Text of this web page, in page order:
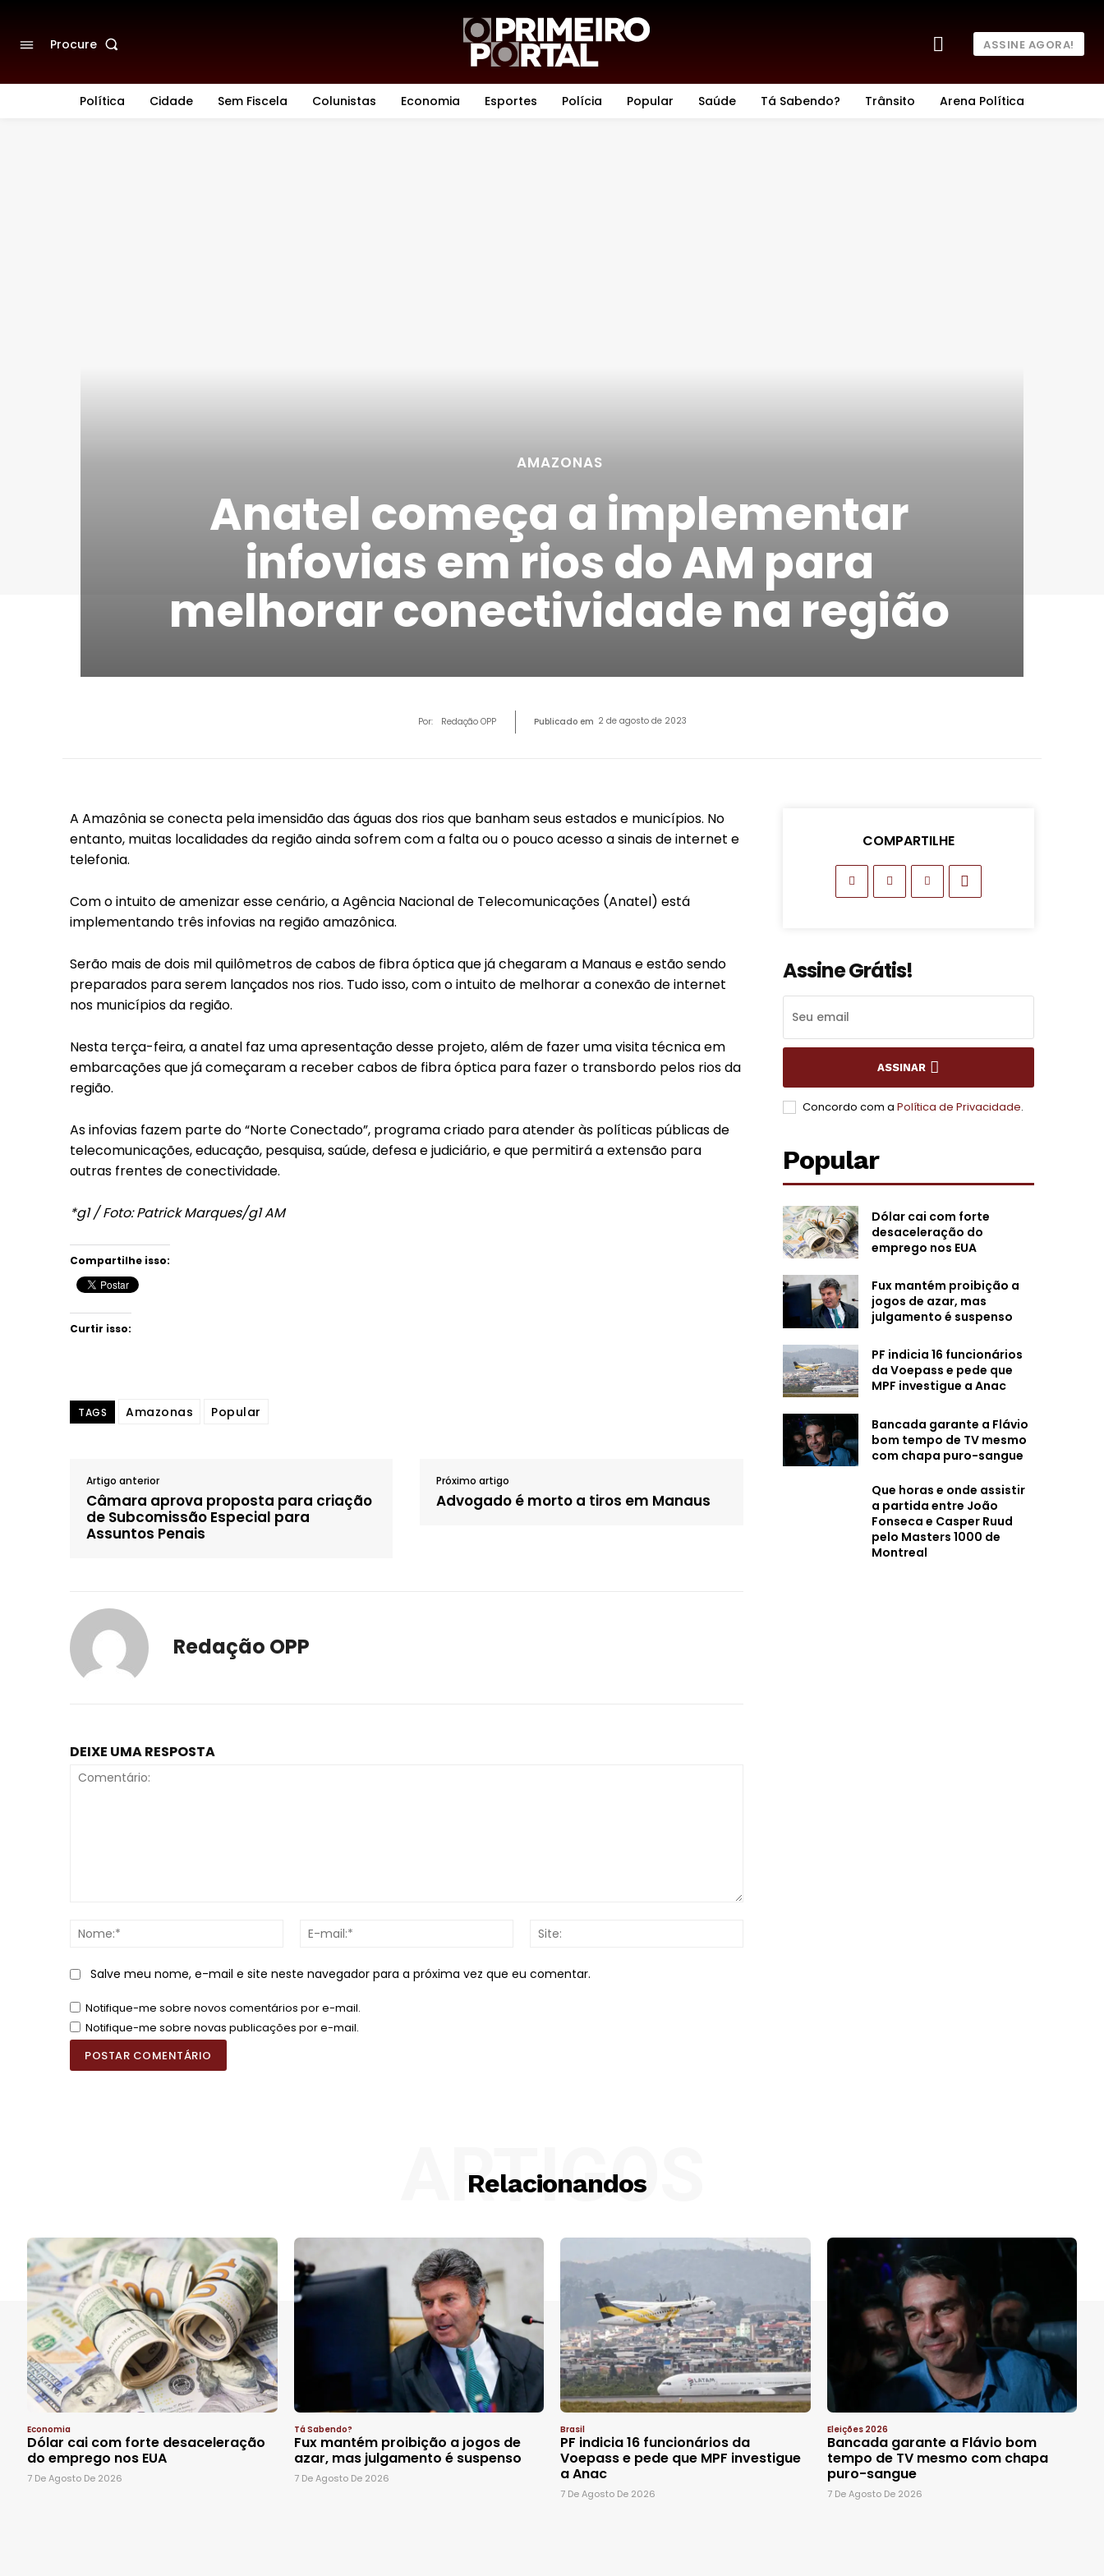
Procure ASSINE AGORA!
Política Cidade Sem Fiscela Colunistas Economia Esportes Polícia Popular Saúde Tá Sabendo? Trânsito Arena Política
AMAZONAS
Anatel começa a implementar
infovias em rios do AM para
melhorar conectividade na região
Por: Redação OPP Publicado em 2 de agosto de 2023
A Amazônia se conecta pela imensidão das águas dos rios que banham seus estados e municípios. No
entanto, muitas localidades da região ainda sofrem com a falta ou o pouco acesso a sinais de internet e
telefonia.
Com o intuito de amenizar esse cenário, a Agência Nacional de Telecomunicações (Anatel) está
implementando três infovias na região amazônica.
Serão mais de dois mil quilômetros de cabos de fibra óptica que já chegaram a Manaus e estão sendo
preparados para serem lançados nos rios. Tudo isso, com o intuito de melhorar a conexão de internet
nos municípios da região.
Nesta terça-feira, a anatel faz uma apresentação desse projeto, além de fazer uma visita técnica em
embarcações que já começaram a receber cabos de fibra óptica para fazer o transbordo pelos rios da
região.
As infovias fazem parte do “Norte Conectado”, programa criado para atender às políticas públicas de
telecomunicações, educação, pesquisa, saúde, defesa e judiciário, e que permitirá a extensão para
outras frentes de conectividade.
*g1 / Foto: Patrick Marques/g1 AM
Compartilhe isso:
Curtir isso:
TAGS Amazonas Popular
Artigo anterior
Câmara aprova proposta para criação
de Subcomissão Especial para
Assuntos Penais
Próximo artigo
Advogado é morto a tiros em Manaus
Redação OPP
DEIXE UMA RESPOSTA
Nome:*
Salve meu nome, e-mail e site neste navegador para a próxima vez que eu comentar.
Notifique-me sobre novos comentários por e-mail.
Notifique-me sobre novas publicações por e-mail.
COMPARTILHE
Assine Grátis!
ASSINAR
Concordo com a Política de Privacidade.
Popular
Dólar cai com forte
desaceleração do
emprego nos EUA
Fux mantém proibição a
jogos de azar, mas
julgamento é suspenso
PF indicia 16 funcionários
da Voepass e pede que
MPF investigue a Anac
Bancada garante a Flávio
bom tempo de TV mesmo
com chapa puro-sangue
Que horas e onde assistir
a partida entre João
Fonseca e Casper Ruud
pelo Masters 1000 de
Montreal
Relacionandos
ARTIGOS
Economia
Dólar cai com forte desaceleração
do emprego nos EUA
7 De Agosto De 2026
Tá Sabendo?
Fux mantém proibição a jogos de
azar, mas julgamento é suspenso
7 De Agosto De 2026
Brasil
PF indicia 16 funcionários da
Voepass e pede que MPF investigue
a Anac
7 De Agosto De 2026
Eleições 2026
Bancada garante a Flávio bom
tempo de TV mesmo com chapa
puro-sangue
7 De Agosto De 2026